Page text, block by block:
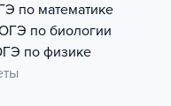
по математике
по биологии
по физике